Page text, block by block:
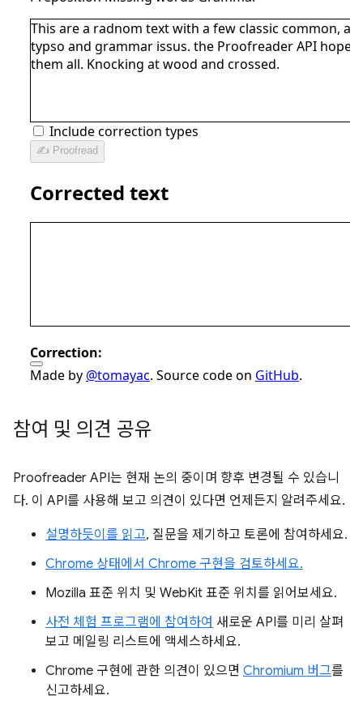
참여 및 의견 공유
Proofreader API는 현재 논의 중이며 향후 변경될 수 있습니
다. 이 API를 사용해 보고 의견이 있다면 언제든지 알려주세요.
설명하듯이를 읽고, 질문을 제기하고 토론에 참여하세요.
Chrome 상태에서 Chrome 구현을 검토하세요.
Mozilla 표준 위치 및 WebKit 표준 위치를 읽어보세요.
사전 체험 프로그램에 참여하여 새로운 API를 미리 살펴
보고 메일링 리스트에 액세스하세요.
Chrome 구현에 관한 의견이 있으면 Chromium 버그를
신고하세요.